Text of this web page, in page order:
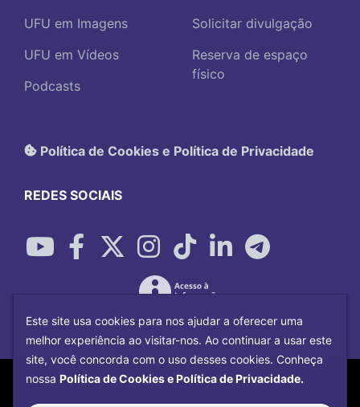
UFU em Imagens
UFU em Vídeos
Podcasts
Solicitar divulgação
Reserva de espaço
físico
Política de Cookies e Política de Privacidade
REDES SOCIAIS
Copyright©2026Universidade Federal
Este site usa cookies para nos ajudar a oferecer uma
melhor experiência ao visitar-nos. Ao continuar a usar este
site, você concorda com o uso desses cookies. Conheça
nossa Política de Cookies e Política de Privacidade.